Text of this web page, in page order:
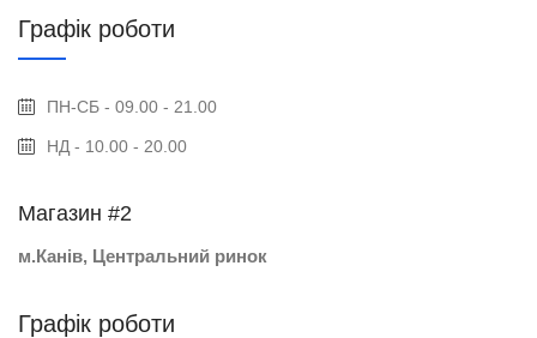
Графік роботи
ПН-СБ - 09.00 - 21.00
НД - 10.00 - 20.00
Магазин #2
м.Канів, Центральний ринок
Графік роботи